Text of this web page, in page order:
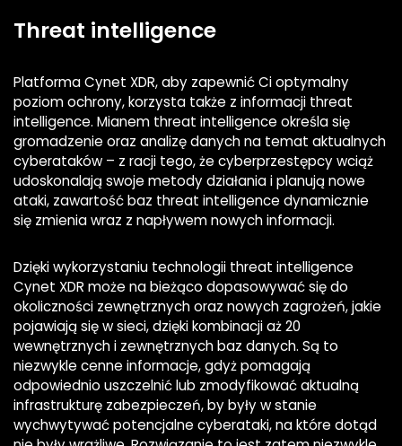
Threat intelligence
Platforma Cynet XDR, aby zapewnić Ci optymalny
poziom ochrony, korzysta także z informacji threat
intelligence. Mianem threat intelligence określa się
gromadzenie oraz analizę danych na temat aktualnych
cyberataków – z racji tego, że cyberprzestępcy wciąż
udoskonalają swoje metody działania i planują nowe
ataki, zawartość baz threat intelligence dynamicznie
się zmienia wraz z napływem nowych informacji.
Dzięki wykorzystaniu technologii threat intelligence
Cynet XDR może na bieżąco dopasowywać się do
okoliczności zewnętrznych oraz nowych zagrożeń, jakie
pojawiają się w sieci, dzięki kombinacji aż 20
wewnętrznych i zewnętrznych baz danych. Są to
niezwykle cenne informacje, gdyż pomagają
odpowiednio uszczelnić lub zmodyfikować aktualną
infrastrukturę zabezpieczeń, by były w stanie
wychwytywać potencjalne cyberataki, na które dotąd